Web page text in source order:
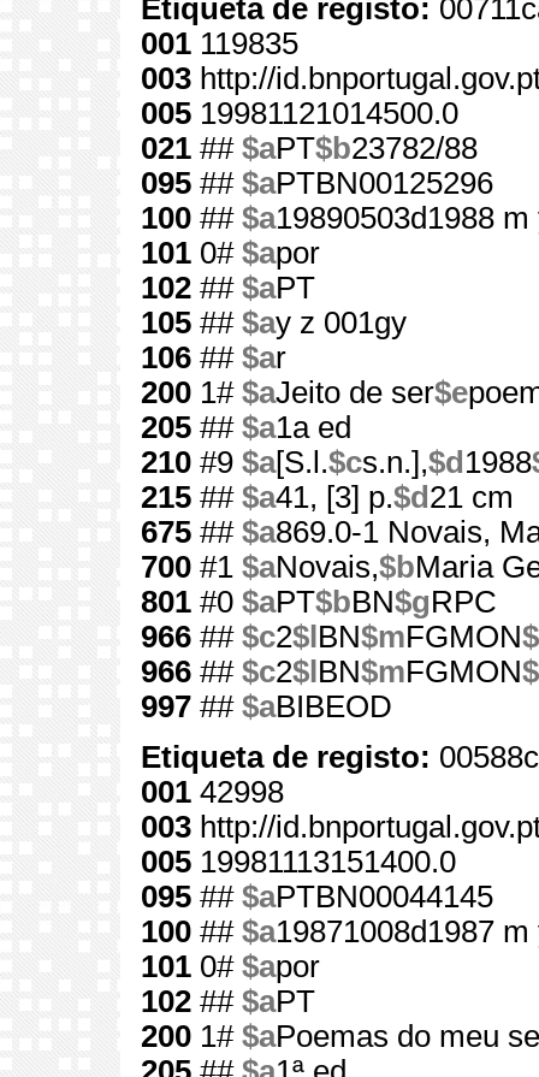
Etiqueta de registo:
001 119835
003 http://
005 19981121014500.0
021 ## $aPT$b23782/88
095 ## $aPTBN00125296
100 ## $a19890503d1988
101 0# $apor
102 ## $aPT
105 ## $ay z 001gy
106 ## $ar
200 1# $aJeito de ser$e
205 ## $a1a ed
210 #9 $a[S.l.$cs.n.],$d 1988
215 ## $a41, [3] p.$d 21 cm
675 ## $a869.0-1 Novais,
700 #1 $aNovais,$bMaria
801 #0 $aPT$bBN$gRPC
966 ## $c2$l BN$mFGMON
966 ## $c2$l BN$mFGMON
997 ## $aBIBEOD
Etiqueta de registo:
001 42998
003 http://
005 19981113151400.0
095 ## $aPTBN00044145
100 ## $a19871008d1987
101 0# $apor
102 ## $aPT
200 1# $aPoemas do meu